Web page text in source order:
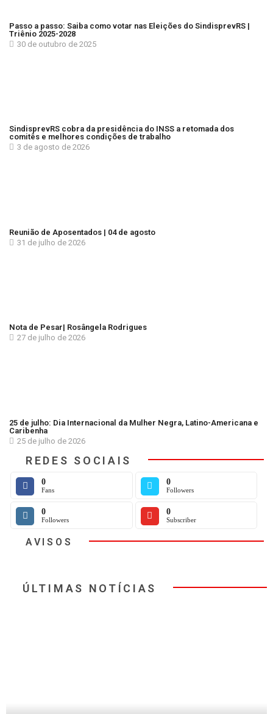
Passo a passo: Saiba como votar nas Eleições do SindisprevRS |
Triênio 2025-2028
30 de outubro de 2025
SindisprevRS cobra da presidência do INSS a retomada dos
comitês e melhores condições de trabalho
3 de agosto de 2026
Reunião de Aposentados | 04 de agosto
31 de julho de 2026
Nota de Pesar| Rosângela Rodrigues
27 de julho de 2026
25 de julho: Dia Internacional da Mulher Negra, Latino-Americana e
Caribenha
25 de julho de 2026
REDES SOCIAIS
0
Fans
0
Followers
0
Followers
0
Subscriber
AVISOS
ÚLTIMAS NOTÍCIAS